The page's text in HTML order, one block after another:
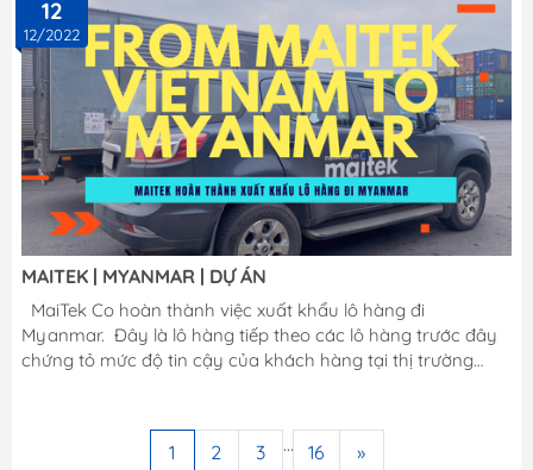
mới giúp việc nghiên cứu các ứng dụng thu, phát nhanh
chóng và đạt hiệu quả cao hơn. Liên hệ: www.maitek.vn
12
12/2022
MAITEK | MYANMAR | DỰ ÁN
MaiTek Co hoàn thành việc xuất khẩu lô hàng đi
Myanmar. Đây là lô hàng tiếp theo các lô hàng trước đây
chứng tỏ mức độ tin cậy của khách hàng tại thị trường
1 2 3 ... 16 »